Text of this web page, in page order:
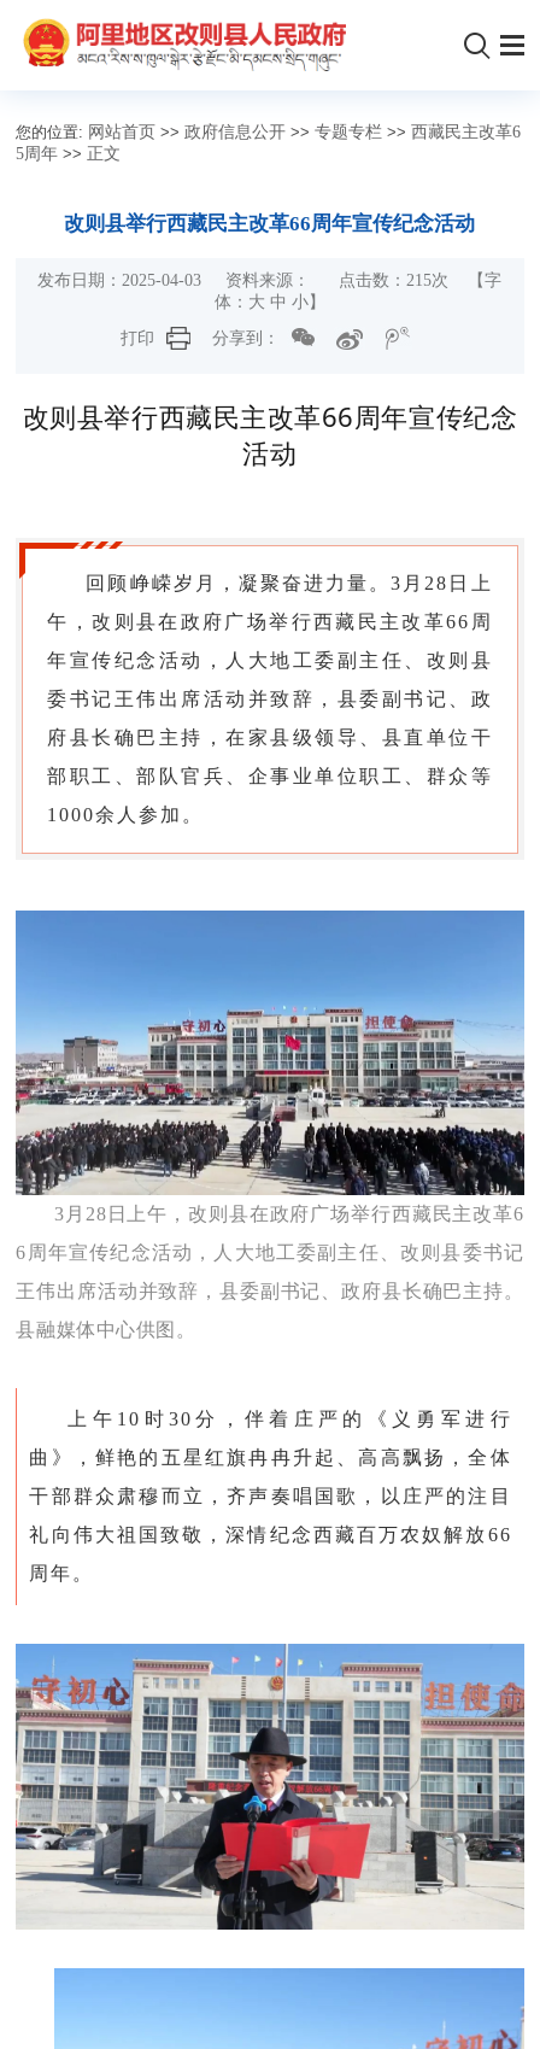
您的位置: 网站首页 >>政府信息公开 >>专题专栏 >> 西藏民主改革6
5周年 >> 正文
改则县举行西藏民主改革66周年宣传纪念活动
发布日期：2025-04-03 资料来源： 点击数：215次 【字
体： 大 中 小】
打印
分享到：
改则县举行西藏民主改革66周年宣传纪念
活动
回顾峥嵘岁月，凝聚奋进力量。3月28日上
午，改则县在政府广场举行西藏民主改革66周
年宣传纪念活动，人大地工委副主任、改则县
委书记王伟出席活动并致辞，县委副书记、政
府县长确巴主持，在家县级领导、县直单位干
部职工、部队官兵、企事业单位职工、群众等
1000余人参加。
3月28日上午，改则县在政府广场举行西藏民主改革6
6周年宣传纪念活动，人大地工委副主任、改则县委书记
王伟出席活动并致辞，县委副书记、政府县长确巴主持。
县融媒体中心供图。
上午10时30分，伴着庄严的《义勇军进行
曲》，鲜艳的五星红旗冉冉升起、高高飘扬，全体
干部群众肃穆而立，齐声奏唱国歌，以庄严的注目
礼向伟大祖国致敬，深情纪念西藏百万农奴解放66
周年。